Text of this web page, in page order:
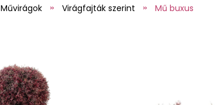
Művirágok Virágfajták szerint Mű buxus